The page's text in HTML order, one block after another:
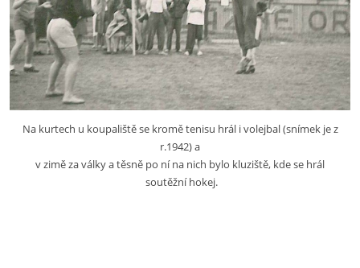
Na kurtech u koupaliště se kromě tenisu hrál i volejbal (snímek je z
r.1942) a
v zimě za války a těsně po ní na nich bylo kluziště, kde se hrál
soutěžní hokej.